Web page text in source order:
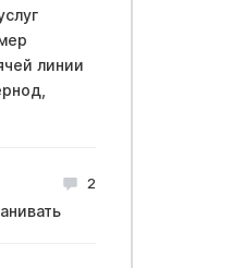
линии
2